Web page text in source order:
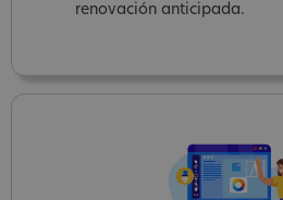
renovación anticipada.